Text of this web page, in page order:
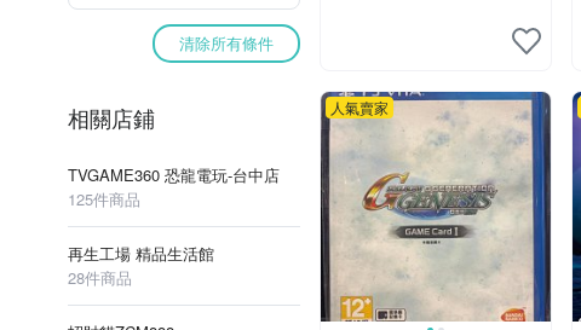
清除所有條件
相關店鋪
TVGAME360 恐龍電玩-台中店
125件商品
再生工場 精品生活館
28件商品
人氣賣家